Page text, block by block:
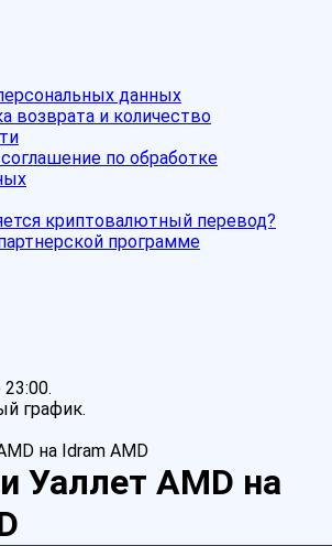
данных
возврата и количество
по обработке
криптовалютный перевод?
программе
график.
на Idram AMD
Уаллет AMD на